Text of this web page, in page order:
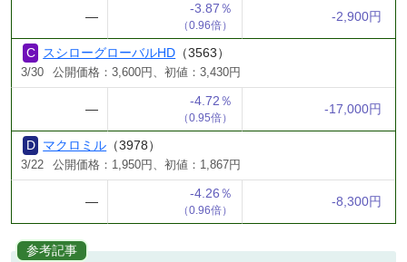
―
-3.87％
（0.96倍）
-2,900円
スシローグローバルHD （3563）
3/30 公開価格：3,600円、初値：3,430円
―
-4.72％
（0.95倍）
-17,000円
マクロミル （3978）
3/22 公開価格：1,950円、初値：1,867円
―
-4.26％
（0.96倍）
-8,300円
参考記事